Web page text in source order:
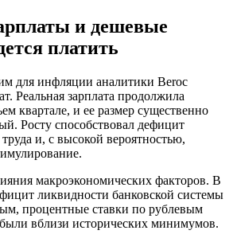
и дешевые
платить
для инфляции аналитики Beroc
Реальная зарплата продолжила
квартале, и ее размер существенно
Росту способствовал дефицит
и, с высокой вероятностью,
макроэкономических факторов. В
ликвидности банковской системы
процентные ставки по рублевым
вблизи исторических минимумов.